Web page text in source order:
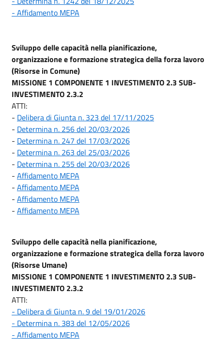
- Affidamento MEPA
Sviluppo delle capacità nella pianificazione,
organizzazione e formazione strategica della forza lavoro
(Risorse in Comune)
MISSIONE 1 COMPONENTE 1 INVESTIMENTO 2.3 SUB-
INVESTIMENTO 2.3.2
ATTI:
- Delibera di Giunta n. 323 del 17/11/2025
- Determina n. 256 del 20/03/2026
- Determina n. 247 del 17/03/2026
- Determina n. 263 del 25/03/2026
- Determina n. 255 del 20/03/2026
- Affidamento MEPA
- Affidamento MEPA
- Affidamento MEPA
- Affidamento MEPA
Sviluppo delle capacità nella pianificazione,
organizzazione e formazione strategica della forza lavoro
(Risorse Umane)
MISSIONE 1 COMPONENTE 1 INVESTIMENTO 2.3 SUB-
INVESTIMENTO 2.3.2
ATTI:
- Delibera di Giunta n. 9 del 19/01/2026
- Determina n. 383 del 12/05/2026
- Affidamento MEPA